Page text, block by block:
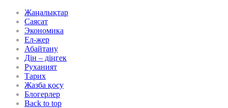
Жаңалықтар
Саясат
Экономика
Ел-жер
Абайтану
Дін – діңгек
Руханият
Тарих
Жазба қосу
Блогерлер
Back to top